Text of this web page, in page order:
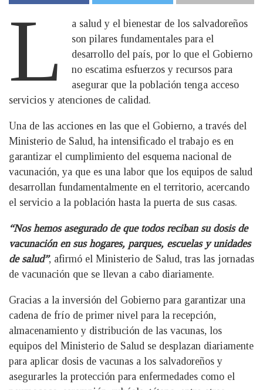
L
a salud y el bienestar de los salvadoreños
son pilares fundamentales para el
desarrollo del país, por lo que el Gobierno
no escatima esfuerzos y recursos para
asegurar que la población tenga acceso
servicios y atenciones de calidad.
Una de las acciones en las que el Gobierno, a través del
Ministerio de Salud, ha intensificado el trabajo es en
garantizar el cumplimiento del esquema nacional de
vacunación, ya que es una labor que los equipos de salud
desarrollan fundamentalmente en el territorio, acercando
el servicio a la población hasta la puerta de sus casas.
“Nos hemos asegurado de que todos reciban su dosis de
vacunación en sus hogares, parques, escuelas y unidades
de salud”, afirmó el Ministerio de Salud, tras las jornadas
de vacunación que se llevan a cabo diariamente.
Gracias a la inversión del Gobierno para garantizar una
cadena de frío de primer nivel para la recepción,
almacenamiento y distribución de las vacunas, los
equipos del Ministerio de Salud se desplazan diariamente
para aplicar dosis de vacunas a los salvadoreños y
asegurarles la protección para enfermedades como el